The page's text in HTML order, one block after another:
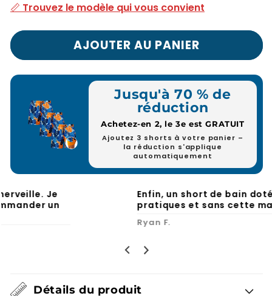
épuisé
ou
📏 Trouvez le modèle qui vous convient
AJOUTER AU PANIER
Jusqu'à 70 % de
réduction
Achetez-en 2, le 3e est GRATUIT
Ajoutez 3 shorts à votre panier –
la réduction s'applique
automatiquement
Enfin, un short de bain doté de poches
pratiques et sans cette maille agaçante.